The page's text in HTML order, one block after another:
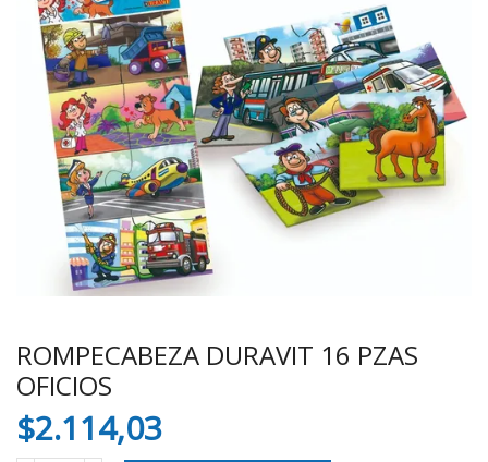
ROMPECABEZA DURAVIT 16 PZAS
OFICIOS
$2.114,03